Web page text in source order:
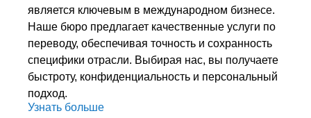
является ключевым в международном бизнесе.
Наше бюро предлагает качественные услуги по
переводу, обеспечивая точность и сохранность
специфики отрасли. Выбирая нас, вы получаете
быстроту, конфиденциальность и персональный
подход.
Узнать больше